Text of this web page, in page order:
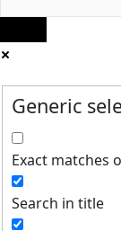
Generic
Exact matches
Search in title